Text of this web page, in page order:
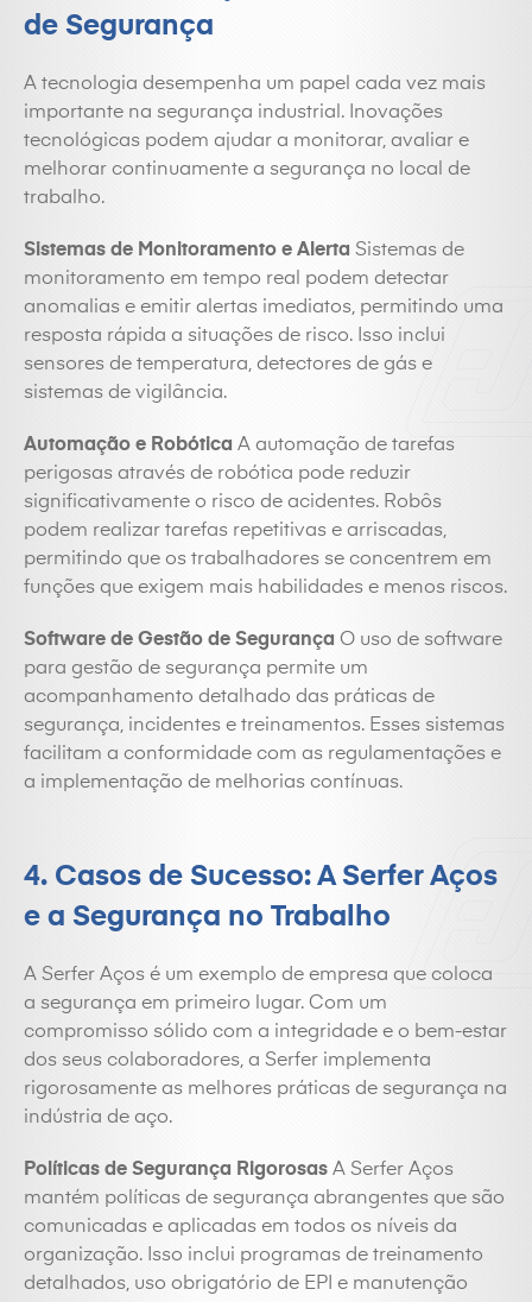
de Segurança
A tecnologia desempenha um papel cada vez mais
importante na segurança industrial. Inovações
tecnológicas podem ajudar a monitorar, avaliar e
melhorar continuamente a segurança no local de
trabalho.
Sistemas de Monitoramento e Alerta Sistemas de
monitoramento em tempo real podem detectar
anomalias e emitir alertas imediatos, permitindo uma
resposta rápida a situações de risco. Isso inclui
sensores de temperatura, detectores de gás e
sistemas de vigilância.
Automação e Robótica A automação de tarefas
perigosas através de robótica pode reduzir
significativamente o risco de acidentes. Robôs
podem realizar tarefas repetitivas e arriscadas,
permitindo que os trabalhadores se concentrem em
funções que exigem mais habilidades e menos riscos.
Software de Gestão de Segurança O uso de software
para gestão de segurança permite um
acompanhamento detalhado das práticas de
segurança, incidentes e treinamentos. Esses sistemas
facilitam a conformidade com as regulamentações e
a implementação de melhorias contínuas.
4. Casos de Sucesso: A Serfer Aços
e a Segurança no Trabalho
A Serfer Aços é um exemplo de empresa que coloca
a segurança em primeiro lugar. Com um
compromisso sólido com a integridade e o bem-estar
dos seus colaboradores, a Serfer implementa
rigorosamente as melhores práticas de segurança na
indústria de aço.
Políticas de Segurança Rigorosas A Serfer Aços
mantém políticas de segurança abrangentes que são
comunicadas e aplicadas em todos os níveis da
organização. Isso inclui programas de treinamento
detalhados, uso obrigatório de EPI e manutenção